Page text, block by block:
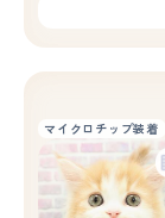
マイクロチップ装着